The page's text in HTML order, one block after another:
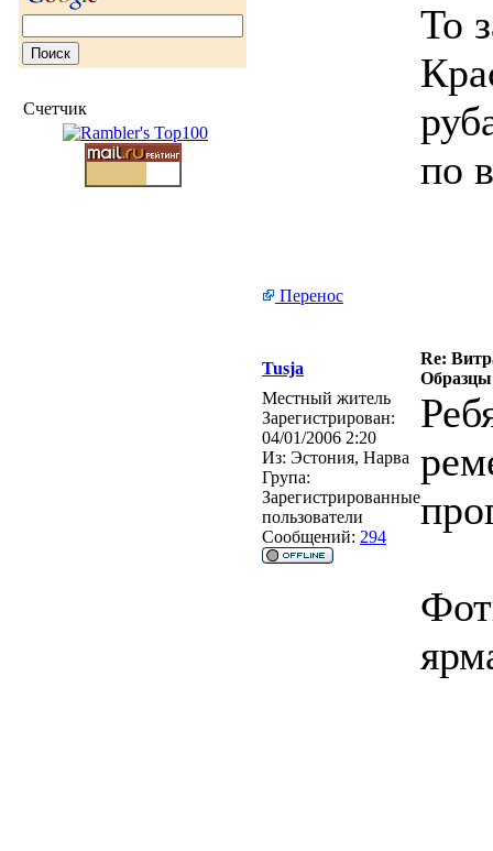
Счетчик
То
по
Перенос
Tusja
Re:
Образцы
Местный житель
Зарегистрирован:
04/01/2006 2:20
Из: Эстония, Нарва
Група:
Зарегистрированные
пользователи
Сообщений: 294